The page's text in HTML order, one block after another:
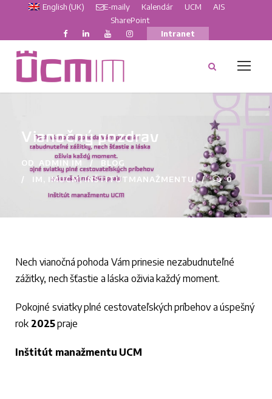
English (UK) E-maily Kalendár UCM
AIS
SharePoint
Intranet
Vianočný pozdrav
OD ADMIN IM
BLOG
IM, IMUCM, INŠTITÚTMANAŽMENTU 0
Nech vianočná pohoda Vám prinesie nezabudnuteľné
zážitky, nech šťastie a láska oživia každý moment.
Pokojné sviatky plné cestovateľských príbehov a úspešný
rok 2025praje
Inštitút manažmentu UCM